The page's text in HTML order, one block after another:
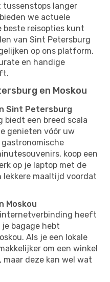
langer
we actuele
reisopties kunt
van Sint Petersburg
op ons platform,
en handige
en Moskou
Sint Petersburg
biedt een breed scala
genieten vóór uw
koop een
op je laptop met de
maaltijd voordat
Moskou
heeft
bagage hebt
Als je een lokale
om een ​​winkel
deze kan wel wat